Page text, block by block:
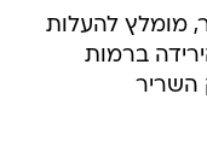
מומלץ להעלות
ברמות
השריר